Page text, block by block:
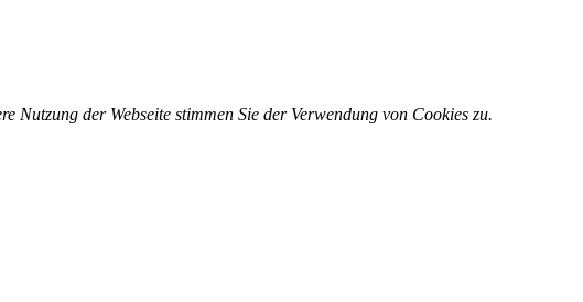
Nutzung der Webseite stimmen Sie der Verwendung von Cookies zu.